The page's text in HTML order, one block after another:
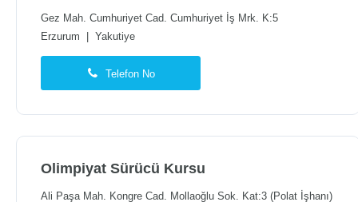
Gez Mah. Cumhuriyet Cad. Cumhuriyet İş Mrk. K:5
Erzurum
Yakutiye
Telefon No
Olimpiyat Sürücü Kursu
Ali Paşa Mah. Kongre Cad. Mollaoğlu Sok. Kat:3 (Polat İşhanı)